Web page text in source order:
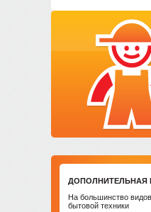
ДОПОЛНИТЕЛЬНАЯ
На большинство видов
бытовой техники